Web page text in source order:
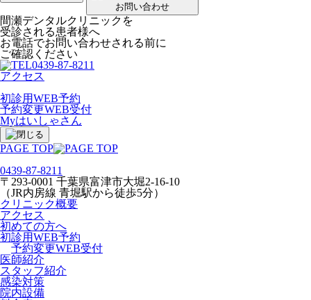
お問い合わせ
間瀬デンタルクリニックを
受診される患者様へ
お電話でお問い合わせされる前に
ご確認ください
0439-87-8211
アクセス
初診用WEB予約
予約変更WEB受付
Myはいしゃさん
PAGE TOP
0439-87-8211
〒293-0001 千葉県富津市大堀2-16-10
（JR内房線 青堀駅から徒歩5分）
クリニック概要
アクセス
初めての方へ
初診用WEB予約
予約変更WEB受付
医師紹介
スタッフ紹介
感染対策
院内設備